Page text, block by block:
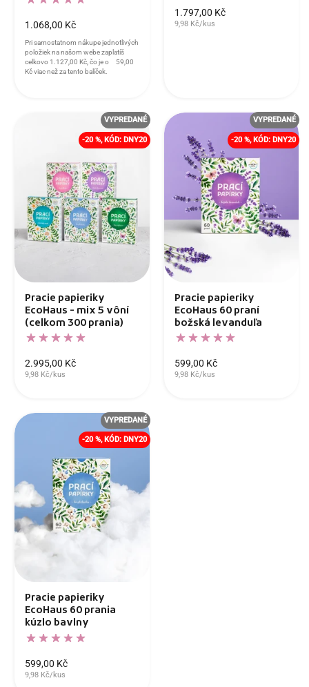
1.068,00 Kč
Pri samostatnom nákupe jednotlivých
položiek na našom webe zaplatíš
celkovo 1.127,00 Kč , čo je o
59,00
Kčviac než za tento balíček.
1.797,00 Kč
9,98 Kč/kus
Pracie papieriky
EcoHaus - mix 5 vôní
(celkom 300 prania)
2.995,00 Kč
9,98 Kč/kus
VYPREDANÉ
-20 %, KÓD: DNY20
Pracie papieriky
EcoHaus 60 praní
božská levanduľa
599,00 Kč
9,98 Kč/kus
VYPREDANÉ
-20 %, KÓD: DNY20
Pracie papieriky
EcoHaus 60 prania
kúzlo bavlny
599,00 Kč
9,98 Kč/kus
VYPREDANÉ
-20 %, KÓD: DNY20